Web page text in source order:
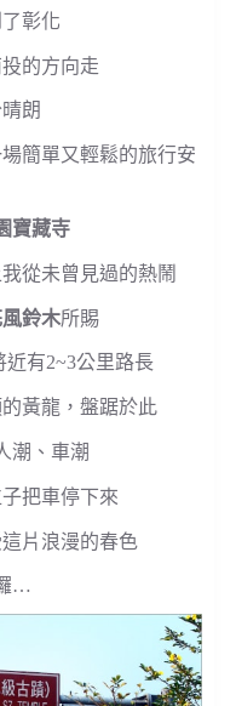
彰化
的方向走
朗
簡單又輕鬆的旅行安
寶藏寺
從未曾見過的熱鬧
鈴木所賜
有2~3公里路長
黃龍，盤踞於此
潮、車潮
把車停下來
片浪漫的春色
…